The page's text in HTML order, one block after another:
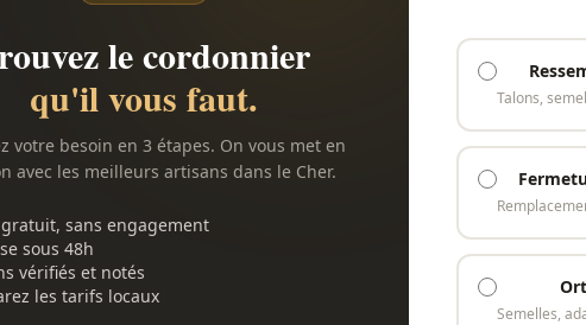
le cordonnier
qu'il vous faut.
votre besoin en 3 étapes. On vous met en
avec les meilleurs artisans dans le Cher.
gratuit, sans engagement
sous 48h
vérifiés et notés
les tarifs locaux
Talons,
Semelles,